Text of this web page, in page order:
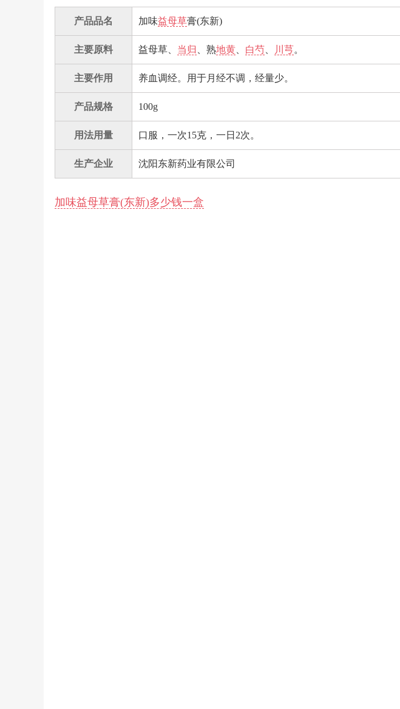
产品品名 加味益母草膏(东新)
主要原料 益母草、 当归 、熟地黄、 白芍、 川芎。
主要作用 养血调经。用于月经不调，经量少。
产品规格 100g
用法用量 口服，一次15克，一日2次。
生产企业 沈阳东新药业有限公司
加味益母草膏(东新)多少钱一盒